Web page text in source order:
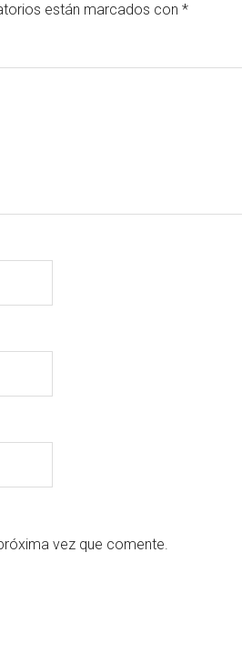
están marcados con *
vez que comente.